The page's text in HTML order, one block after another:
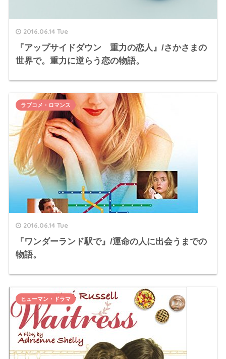
2016.06.14 Tue
『アップサイドダウン 重力の恋人』/さかさまの
世界で。重力に逆らう恋の物語。
2016.06.14 Tue
『ワンダーランド駅で』/運命の人に出会うまでの
物語。
ラブコメ・ロマンス
ヒューマン・ドラマ